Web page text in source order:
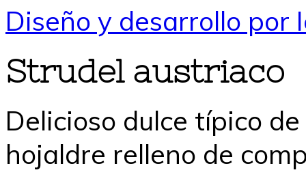
Diseño y desarrollo por
Strudel austriaco
Delicioso dulce típico
hojaldre relleno de